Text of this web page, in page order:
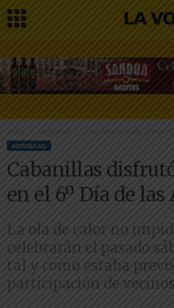
Inicio Cabanillas disfrutó al
MERINDAD
Cabanillas
en el 6º Día de las
La ola de calor no
celebrarán el pasado
tal y como estaba
participación de vecinos